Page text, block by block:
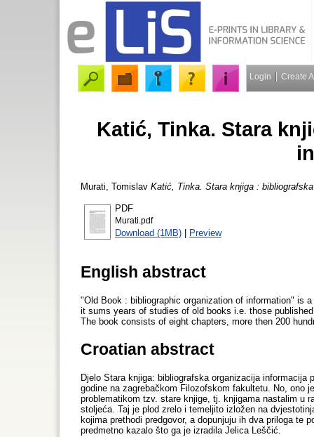
Login Create
Katić, Tinka. Stara
Murati, Tomislav Katić, Tinka. Stara knjiga :
PDF
Murati.pdf
Download (1MB) | Preview
English abstract
"Old Book : bibliographic organization of information" is
it sums years of studies of old books i.e. those
The book consists of eight chapters, more then 200
Croatian abstract
Djelo Stara knjiga: bibliografska organizacija
godine na zagrebačkom Filozofskom fakultetu. No, ono
problematikom tzv. stare knjige, tj. knjigama nastalim u
stoljeća. Taj je plod zrelo i temeljito izložen na
kojima prethodi predgovor, a dopunjuju ih dva priloga te
predmetno kazalo što ga je izradila Jelica Leščić.